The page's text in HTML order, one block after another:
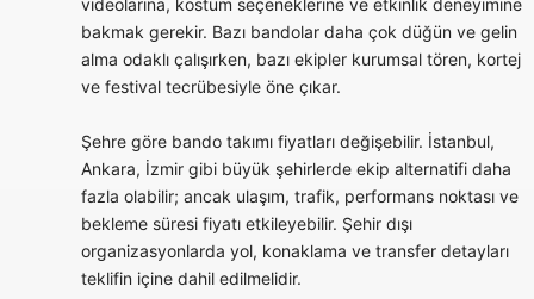
videolarına, kostüm seçeneklerine ve etkinlik deneyimine
bakmak gerekir. Bazı bandolar daha çok düğün ve gelin
alma odaklı çalışırken, bazı ekipler kurumsal tören, kortej
ve festival tecrübesiyle öne çıkar.
Şehre göre bando takımı fiyatları değişebilir. İstanbul,
Ankara, İzmir gibi büyük şehirlerde ekip alternatifi daha
fazla olabilir; ancak ulaşım, trafik, performans noktası ve
bekleme süresi fiyatı etkileyebilir. Şehir dışı
organizasyonlarda yol, konaklama ve transfer detayları
teklifin içine dahil edilmelidir.